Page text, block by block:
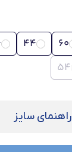
60
44
54
راهنمای سایز